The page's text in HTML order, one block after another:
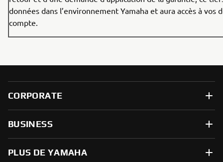
données dans l’environnement Yamaha et aura accès à vos
compte.
CORPORATE
BUSINESS
PLUS DE YAMAHA